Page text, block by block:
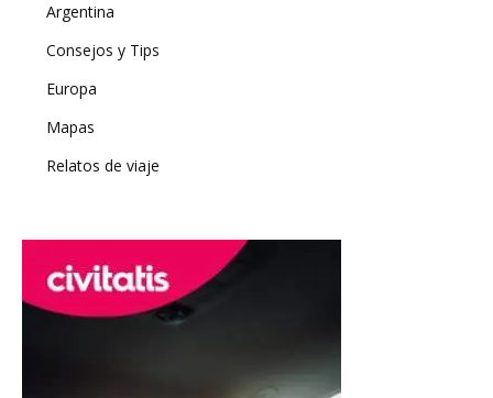
Argentina
Consejos y Tips
Europa
Mapas
Relatos de viaje